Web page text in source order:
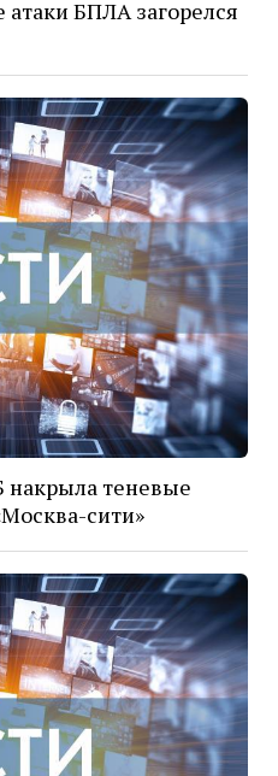
атаки БПЛА загорелся
накрыла теневые
сити»